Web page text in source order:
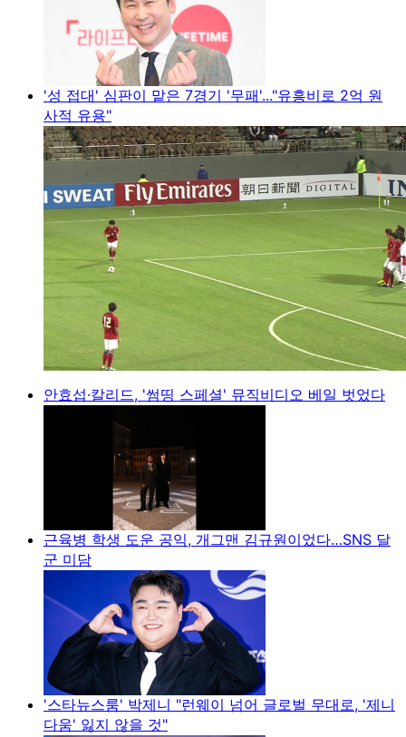
'성 접대' 심판이 맡은 7경기 '무패'..."유흥비로 2억 원
사적 유용"
안효섭·칼리드, '썸띵 스페셜' 뮤직비디오 베일 벗었다
근육병 학생 도운 공익, 개그맨 김규원이었다…SNS 달
군 미담
'스타뉴스룸' 박제니 "런웨이 넘어 글로벌 무대로, '제니
다움' 잃지 않을 것"